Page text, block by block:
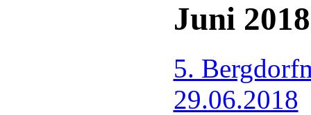
Juni 2018
5.
29.06.2018